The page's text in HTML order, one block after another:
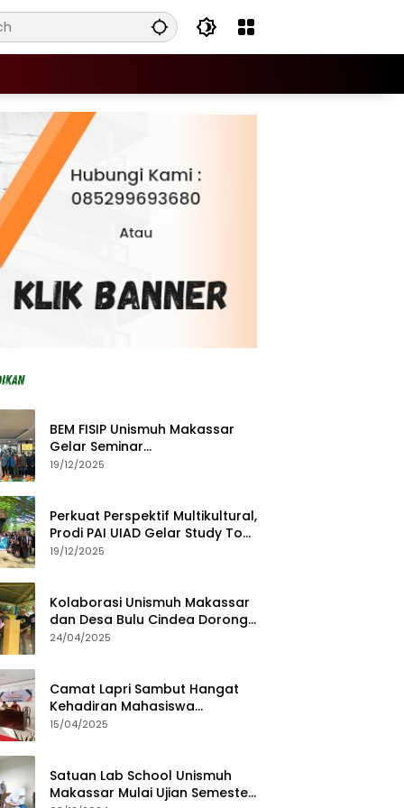
BEM FISIP Unismuh Makassar
Gelar Seminar
Keperempuanan, Bahas
19/12/2025
Perkuat Perspektif Multikultural,
Prodi PAI UIAD Gelar Study Tour
ke Kajang
19/12/2025
Kolaborasi Unismuh Makassar
dan Desa Bulu Cindea Dorong
Sentra Garam Industri
24/04/2025
Camat Lapri Sambut Hangat
Kehadiran Mahasiswa
PoltekMu
15/04/2025
Satuan Lab School Unismuh
Makassar Mulai Ujian Semester,